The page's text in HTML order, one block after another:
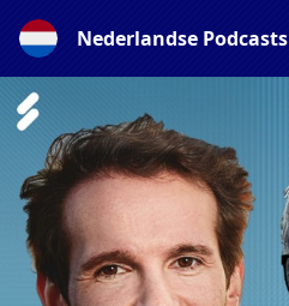
Nederlandse Podcasts